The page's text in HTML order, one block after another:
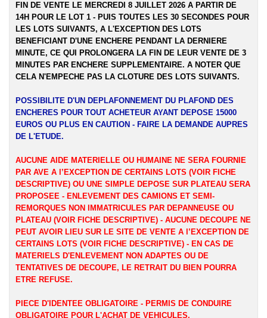
FIN DE VENTE LE MERCREDI 8 JUILLET 2026 A PARTIR DE
14H POUR LE LOT 1 - PUIS TOUTES LES 30 SECONDES POUR
LES LOTS SUIVANTS, A L'EXCEPTION DES LOTS
BENEFICIANT D'UNE ENCHERE PENDANT LA DERNIERE
MINUTE, CE QUI PROLONGERA LA FIN DE LEUR VENTE DE 3
MINUTES PAR ENCHERE SUPPLEMENTAIRE. A NOTER QUE
CELA N'EMPECHE PAS LA CLOTURE DES LOTS SUIVANTS.
POSSIBILITE D'UN DEPLAFONNEMENT DU PLAFOND DES
ENCHERES POUR TOUT ACHETEUR AYANT DEPOSE 15000
EUROS OU PLUS EN CAUTION - FAIRE LA DEMANDE AUPRES
DE L'ETUDE.
AUCUNE AIDE MATERIELLE OU HUMAINE NE SERA FOURNIE
PAR AVE A l’EXCEPTION DE CERTAINS LOTS (VOIR FICHE
DESCRIPTIVE) OU UNE SIMPLE DEPOSE SUR PLATEAU SERA
PROPOSEE - ENLEVEMENT DES CAMIONS ET SEMI-
REMORQUES NON IMMATRICULES PAR DEPANNEUSE OU
PLATEAU (VOIR FICHE DESCRIPTIVE) - AUCUNE DECOUPE NE
PEUT AVOIR LIEU SUR LE SITE DE VENTE A l’EXCEPTION DE
CERTAINS LOTS (VOIR FICHE DESCRIPTIVE) - EN CAS DE
MATERIELS D'ENLEVEMENT NON ADAPTES OU DE
TENTATIVES DE DECOUPE, LE RETRAIT DU BIEN POURRA
ETRE REFUSE.
PIECE D'IDENTEE OBLIGATOIRE - PERMIS DE CONDUIRE
OBLIGATOIRE POUR L'ACHAT DE VEHICULES.